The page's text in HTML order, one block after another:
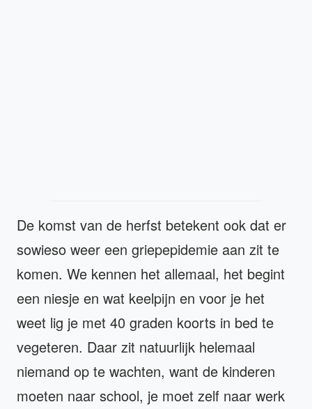
De komst van de herfst betekent ook dat er
sowieso weer een griepepidemie aan zit te
komen. We kennen het allemaal, het begint
een niesje en wat keelpijn en voor je het
weet lig je met 40 graden koorts in bed te
vegeteren. Daar zit natuurlijk helemaal
niemand op te wachten, want de kinderen
moeten naar school, je moet zelf naar werk